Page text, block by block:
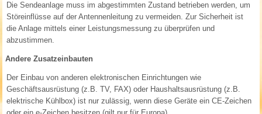
Die Sendeanlage muss im abgestimmten Zustand betrieben werden, um
Störeinflüsse auf der Antennenleitung zu vermeiden. Zur Sicherheit ist
die Anlage mittels einer Leistungsmessung zu überprüfen und
abzustimmen.
Andere Zusatzeinbauten
Der Einbau von anderen elektronischen Einrichtungen wie
Geschäftsausrüstung (z.B. TV, FAX) oder Haushaltsausrüstung (z.B.
elektrische Kühlbox) ist nur zulässig, wenn diese Geräte ein CE-Zeichen